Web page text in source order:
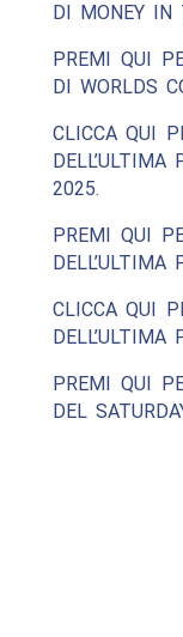
DI MONEY IN
PREMI QUI
DI WORLDS
CLICCA QUI
2025.
PREMI QUI
CLICCA QUI
PREMI QUI
DEL